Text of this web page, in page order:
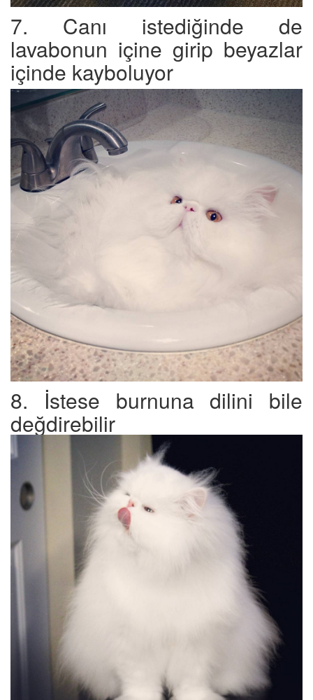
7. Canı istediğinde de
lavabonun içine girip beyazlar
içinde kayboluyor
8. İstese burnuna dilini bile
değdirebilir